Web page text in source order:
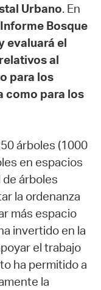
Urbano. En
Bosque
evaluará el
al
para los
como para los
árboles (1000
en espacios
árboles
la ordenanza
más espacio
invertido en la
el trabajo
ha permitido a
la